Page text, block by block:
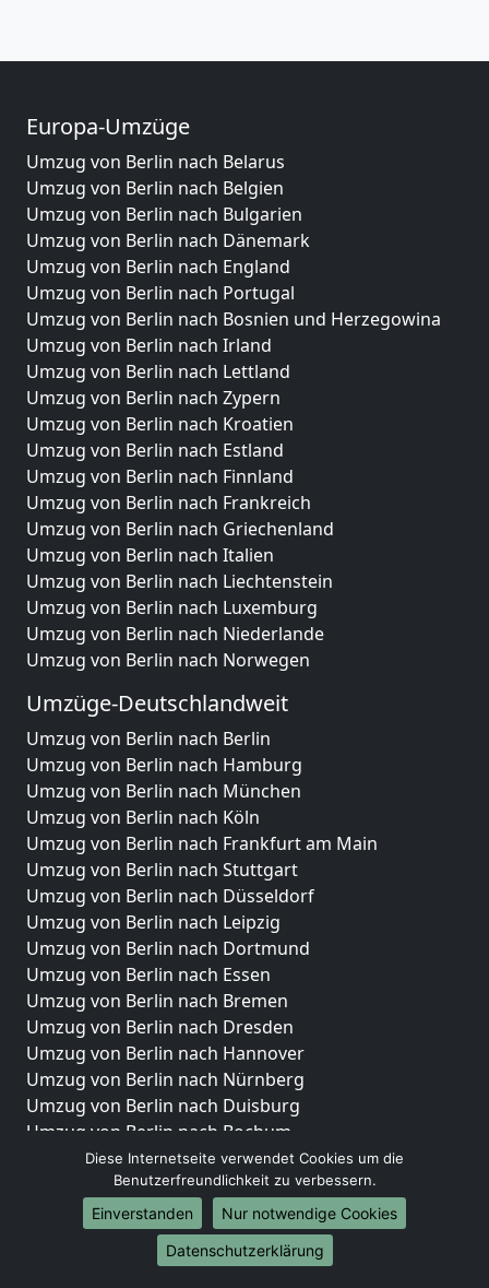
Europa-Umzüge
Umzug von Berlin nach Belarus
Umzug von Berlin nach Belgien
Umzug von Berlin nach Bulgarien
Umzug von Berlin nach Dänemark
Umzug von Berlin nach England
Umzug von Berlin nach Portugal
Umzug von Berlin nach Bosnien und Herzegowina
Umzug von Berlin nach Irland
Umzug von Berlin nach Lettland
Umzug von Berlin nach Zypern
Umzug von Berlin nach Kroatien
Umzug von Berlin nach Estland
Umzug von Berlin nach Finnland
Umzug von Berlin nach Frankreich
Umzug von Berlin nach Griechenland
Umzug von Berlin nach Italien
Umzug von Berlin nach Liechtenstein
Umzug von Berlin nach Luxemburg
Umzug von Berlin nach Niederlande
Umzug von Berlin nach Norwegen
Umzüge-Deutschlandweit
Umzug von Berlin nach Berlin
Umzug von Berlin nach Hamburg
Umzug von Berlin nach München
Umzug von Berlin nach Köln
Umzug von Berlin nach Frankfurt am Main
Umzug von Berlin nach Stuttgart
Umzug von Berlin nach Düsseldorf
Umzug von Berlin nach Leipzig
Umzug von Berlin nach Dortmund
Umzug von Berlin nach Essen
Umzug von Berlin nach Bremen
Umzug von Berlin nach Dresden
Umzug von Berlin nach Hannover
Umzug von Berlin nach Nürnberg
Umzug von Berlin nach Duisburg
Umzug von Berlin nach Bochum
Umzug von Berlin nach Wuppertal
Umzug von Berlin nach Bielefeld
Umzug von Berlin nach Bonn
Umzug von Berlin nach Münster
Diese Internetseite verwendet Cookies um die
Benutzerfreundlichkeit zu verbessern.
Einverstanden
Nur notwendige Cookies
Datenschutzerklärung